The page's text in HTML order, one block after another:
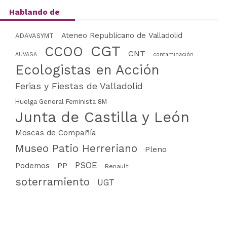
Hablando de
ADAVASYMT Ateneo Republicano de Valladolid
AUVASA CCOO CGT CNT contaminación
Ecologistas en Acción
Ferias y Fiestas de Valladolid
Huelga General Feminista 8M
Junta de Castilla y León
Moscas de Compañía
Museo Patio Herreriano
Pleno
Podemos
PP PSOE Renault
soterramiento UGT